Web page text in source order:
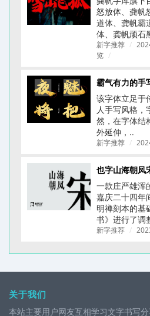
怒放体、龚帆
道体、龚帆霸
体、龚帆顽石
新字推荐 /
览 /
该字体立足于
人手写风格，
然，在字体结
外延伸，..
新字推荐 /
一款庄严雄浑
嘉庆二十四年
明禅刻本的基
书》进行了调
新字推荐 /
关于我们
本站主要用户网友互相学习文字书写分